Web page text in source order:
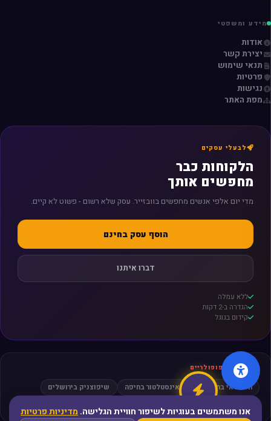
מידע ומשפטי
אודות
יצירת קשר
תנאי שימוש
פרטיות
נגישות
מפת האתר
לבעלי עסקים
הלקוחות כבר
מחפשים אותך
מדי יום אלפי אנשים מחפשים בוובזייר. עסק שלא רשום - פשוט לא קיים.
הוסף עסק בחינם
דברו איתנו
ללא עמלה
הגדרה ב-2 דקות
קידום בגוגל
חיפושים פופולריים
חשמלאי בתל אביב אינסטלטור בחיפה
שיפוצניק בירושלים
אנו משתמשים בעוגיות לשיפור חוויית הגלישה. מדיניות פרטיות